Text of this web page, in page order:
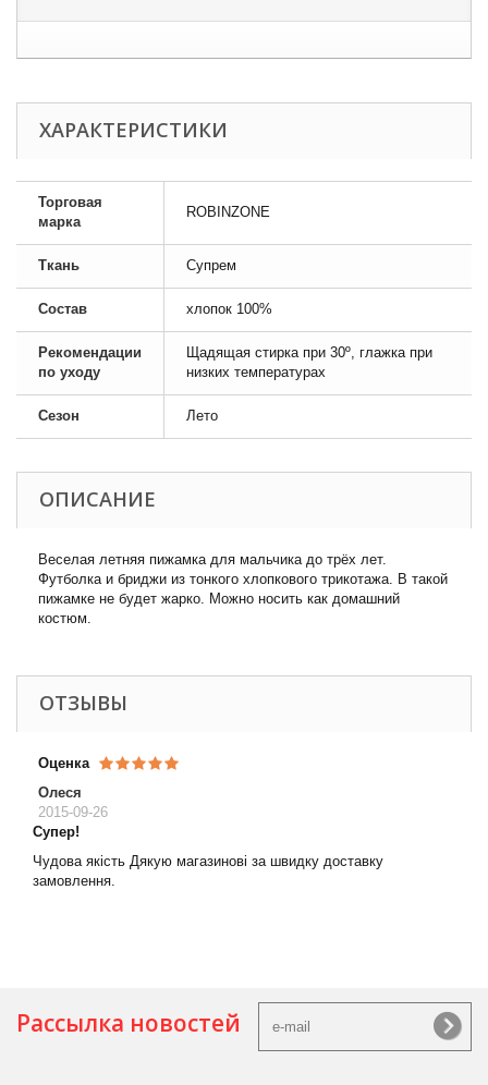
ХАРАКТЕРИСТИКИ
Торговая
марка
ROBINZONE
Ткань Супрем
Состав хлопок 100%
Рекомендации
по уходу
Щадящая стирка при 30º, глажка при
низких температурах
Сезон Лето
ОПИСАНИЕ
Веселая летняя пижамка для мальчика до трёх лет.
Футболка и бриджи из тонкого хлопкового трикотажа. В такой
пижамке не будет жарко. Можно носить как домашний
костюм.
ОТЗЫВЫ
Оценка
Олеся
2015-09-26
Супер!
Чудова якість Дякую магазинові за швидку доставку
замовлення.
Рассылка новостей